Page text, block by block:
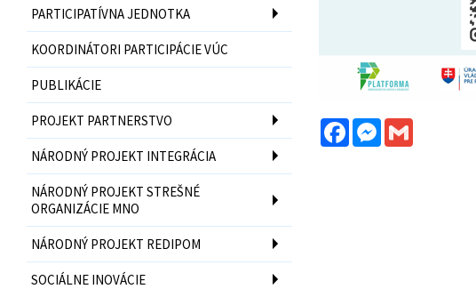
PARTICIPATÍVNA JEDNOTKA
KOORDINÁTORI PARTICIPÁCIE VÚC
PUBLIKÁCIE
PROJEKT PARTNERSTVO
NÁRODNÝ PROJEKT INTEGRÁCIA
NÁRODNÝ PROJEKT STREŠNÉ
ORGANIZÁCIE MNO
NÁRODNÝ PROJEKT REDIPOM
SOCIÁLNE INOVÁCIE
FacebookMessenger
Gmail